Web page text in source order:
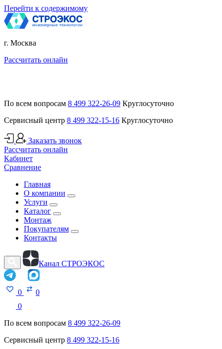
Перейти к содержимому
г. Москва
Рассчитать онлайн
По всем вопросам 8 499 322-26-09 Круглосуточно
Сервисный центр 8 499 322-15-16 Круглосуточно
Заказать звонок
Рассчитать онлайн
Кабинет
Сравнение
Главная
О компании
Услуги
Каталог
Монтаж
Покупателям
Контакты
Канал СТРОЭКОС
0
0
0
По всем вопросам 8 499 322-26-09
Сервисный центр 8 499 322-15-16